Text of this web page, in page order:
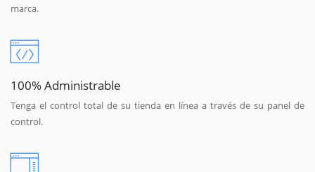
marca.
100% Administrable
Tenga el control total de su tienda en línea a través de su panel de
control.